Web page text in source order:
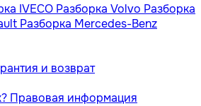
IVECO Разборка Volvo Разборка
Разборка Mercedes-Benz
и возврат
Правовая информация